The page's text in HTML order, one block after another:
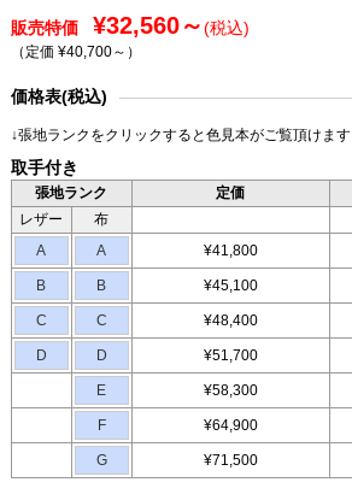
販売特価 ¥32,560～(税込)
（定価 ¥40,700～ ）
価格表(税込)
↓張地ランクをクリックすると色見本がご覧頂けます
取手付き
張地ランク 定価
レザー
布
A
A ¥41,800
B B ¥45,100
C C ¥48,400
D D ¥51,700
E ¥58,300
F ¥64,900
G ¥71,500